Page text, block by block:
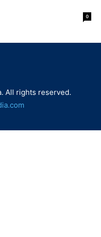
0
All rights reserved.